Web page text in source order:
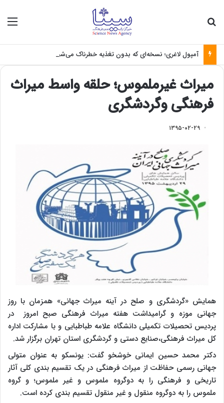
آمپول لاغری؛ نسخه‌ای که بدون تغذیه خطرناک می‌شود
میراث غیرملموس؛ حلقه واسط میراث
فرهنگی وگردشگری
۱۳۹۵-۰۲-۲۹
همایش «گردشگری و صلح در آینه میراث جهانی» همزمان با روز
جهانی موزه و گرامیداشت هفته میراث فرهنگی صبح امروز در
پردیس تحصیلات تکمیلی دانشگاه علامه طباطبایی و با مشارکت اداره
کل میراث فرهنگی،صنایع دستی و گردشگری استان تهران برگزار شد.
دکتر محمد حسین ایمانی خوشخو گفت: یونسکو به عنوان متولی
جهانی رسمی حفاظت از میراث فرهنگی در یک تقسیم بندی کلی آثار
تاریخی و فرهنگی را به دوگروه ملموس و غیر ملموس؛ و گروه
ملموس را به دوگروه منقول و غیر منقول تقسیم بندی کرده است.